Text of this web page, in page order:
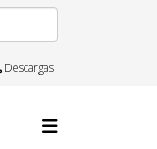
Descargas